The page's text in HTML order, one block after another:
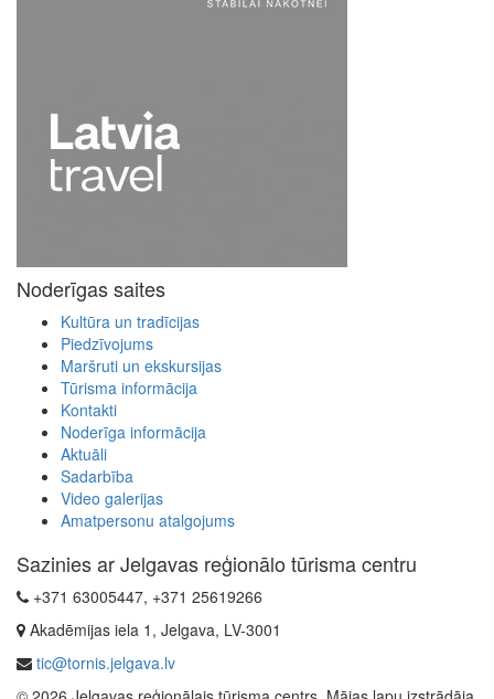
Noderīgas saites
Kultūra un tradīcijas
Piedzīvojums
Maršruti un ekskursijas
Tūrisma informācija
Kontakti
Noderīga informācija
Aktuāli
Sadarbība
Video galerijas
Amatpersonu atalgojums
Sazinies ar Jelgavas reģionālo tūrisma centru
+371 63005447, +371 25619266
Akadēmijas iela 1, Jelgava, LV-3001
tic@tornis.jelgava.lv